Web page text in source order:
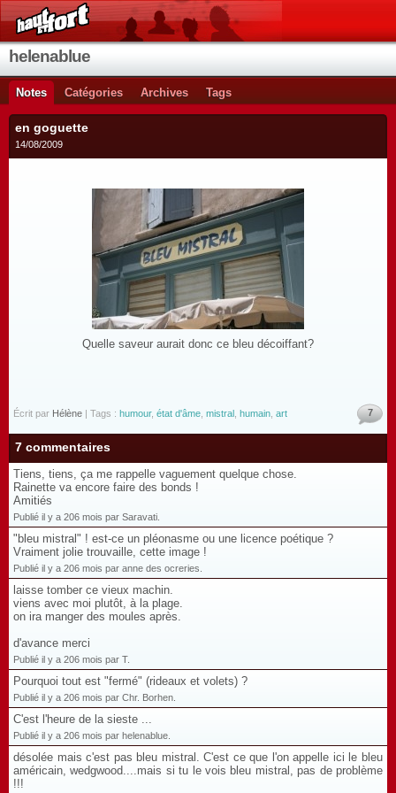
helenablue
Notes Catégories Archives Tags
en goguette
14/08/2009
Quelle saveur aurait donc ce bleu décoiffant?
Écrit par Hélène | Tags : humour, état d'âme mistral humain art 7
7 commentaires
Tiens, tiens, ça me rappelle vaguement quelque chose.
Rainette va encore faire des bonds !
Amitiés
Publié il y a 206 mois par Saravati.
"bleu mistral" ! est-ce un pléonasme ou une licence poétique ?
Vraiment jolie trouvaille, cette image !
Publié il y a 206 mois par anne des ocreries.
laisse tomber ce vieux machin.
viens avec moi plutôt, à la plage.
on ira manger des moules après.
d'avance merci
Publié il y a 206 mois par T.
Pourquoi tout est "fermé" (rideaux et volets) ?
Publié il y a 206 mois par Chr. Borhen.
C'est l'heure de la sieste ...
Publié il y a 206 mois par helenablue.
désolée mais c'est pas bleu mistral. C'est ce que l'on appelle ici le bleu
américain, wedgwood....mais si tu le vois bleu mistral, pas de problème
!!!